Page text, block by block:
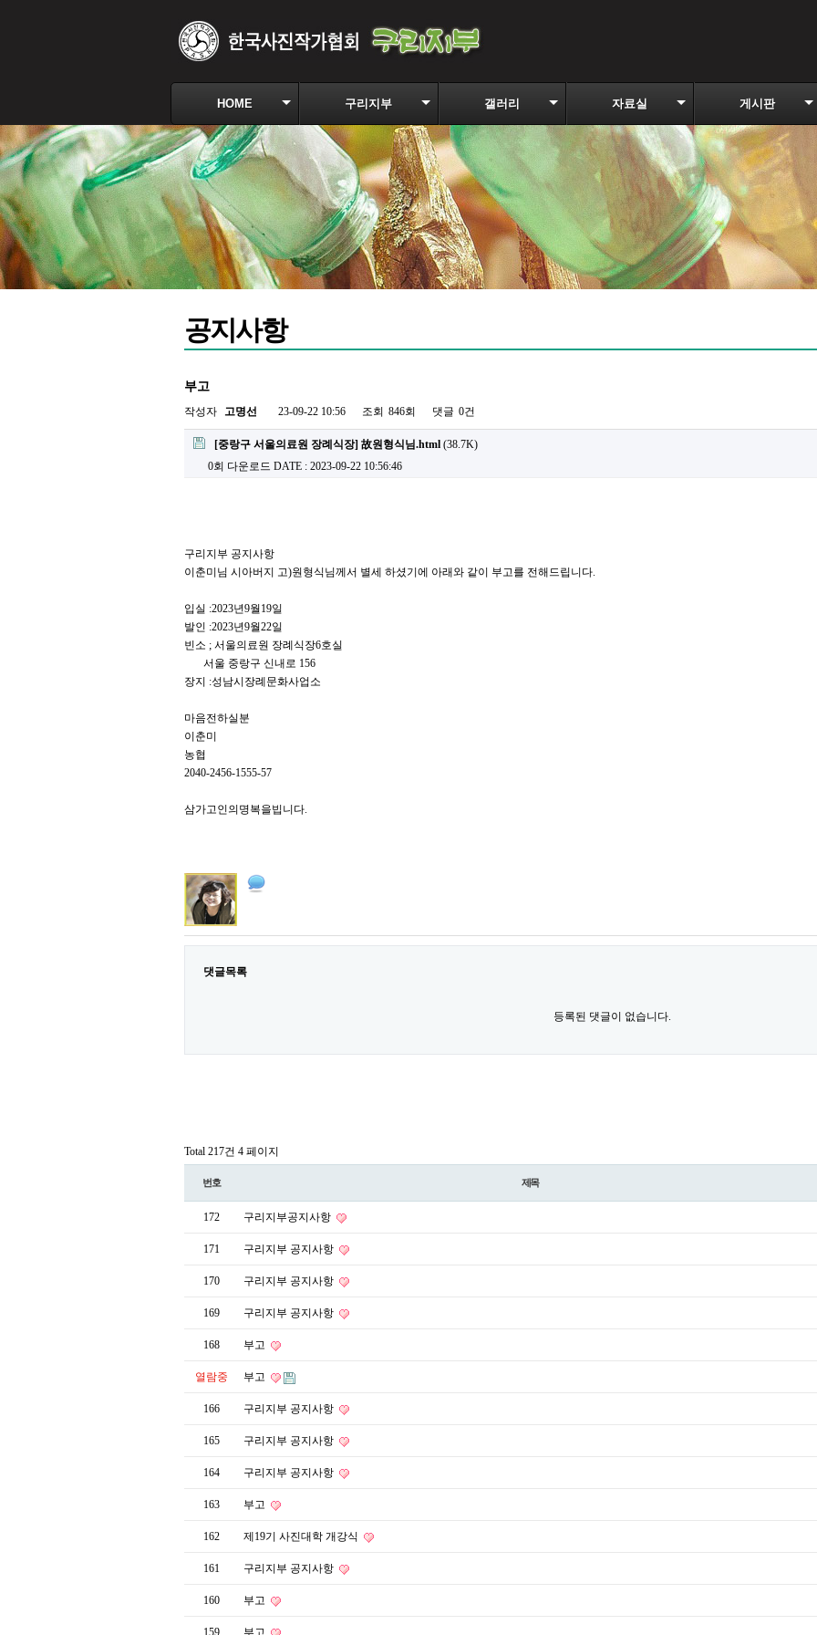
HOME 구리지부 갤러리 자료실 게시판
공지사항
부고
작성자 고명선 23-09-22 10:56 조회 846회 댓글 0건
[중랑구 서울의료원 장례식장] 故원형식님.html (38.7K)
0회 다운로드 DATE : 2023-09-22 10:56:46
구리지부 공지사항
이춘미님 시아버지 고)원형식님께서 별세 하셨기에 아래와 같이 부고를 전해드립니다.
입실 :2023년9월19일
발인 :2023년9월22일
빈소 ; 서울의료원 장례식장6호실
서울 중랑구 신내로 156
장지 :성남시장례문화사업소
마음전하실분
이춘미
농협
2040-2456-1555-57
삼가고인의명복을빕니다.
댓글목록
등록된 댓글이 없습니다.
Total 217건 4 페이지
번호 제목
172 구리지부공지사항
171 구리지부 공지사항
170 구리지부 공지사항
169 구리지부 공지사항
168 부고
열람중 부고
166 구리지부 공지사항
165 구리지부 공지사항
164 구리지부 공지사항
163 부고
162 제19기 사진대학 개강식
161 구리지부 공지사항
160 부고
159 부고